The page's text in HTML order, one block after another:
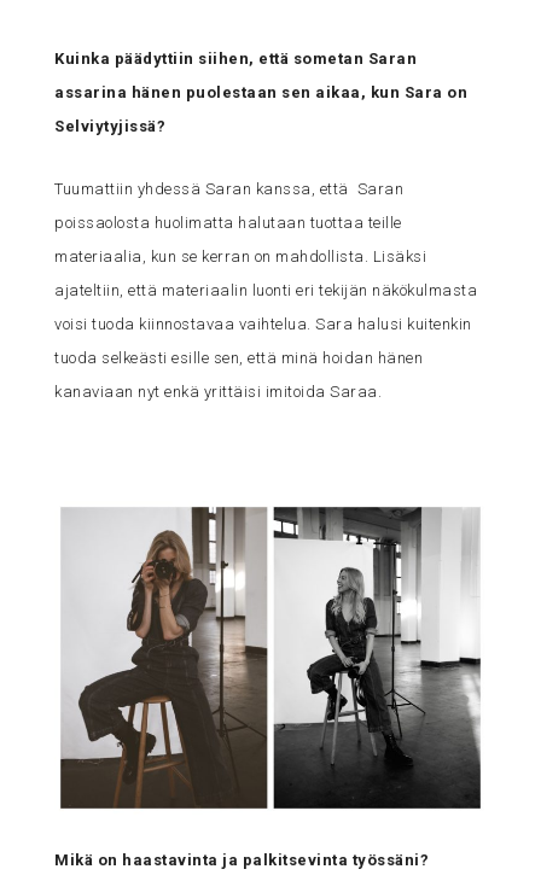
Kuinka päädyttiin siihen, että sometan Saran
assarina hänen puolestaan sen aikaa, kun Sara on
Selviytyjissä?
Tuumattiin yhdessä Saran kanssa, että Saran
poissaolosta huolimatta halutaan tuottaa teille
materiaalia, kun se kerran on mahdollista. Lisäksi
ajateltiin, että materiaalin luonti eri tekijän näkökulmasta
voisi tuoda kiinnostavaa vaihtelua. Sara halusi kuitenkin
tuoda selkeästi esille sen, että minä hoidan hänen
kanaviaan nyt enkä yrittäisi imitoida Saraa.
Mikä on haastavinta ja palkitsevinta työssäni?